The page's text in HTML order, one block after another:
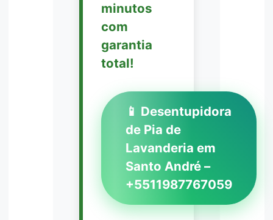
minutos
com
garantia
total!
📱 Desentupidora
de Pia de
Lavanderia em
Santo André –
+5511987767059